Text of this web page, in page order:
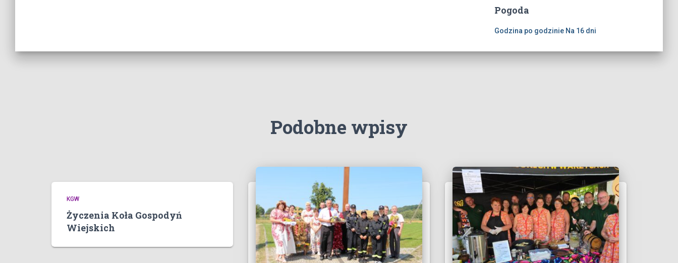
Pogoda
Godzina po godzinie Na 16 dni
Podobne wpisy
KGW
Życzenia Koła Gospodyń
Wiejskich